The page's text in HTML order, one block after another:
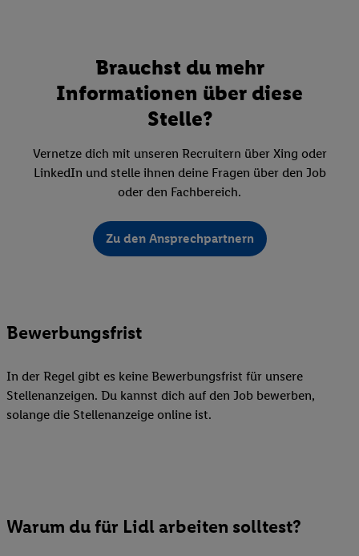
Brauchst du mehr
Informationen über diese
Stelle?
Vernetze dich mit unseren Recruitern über Xing oder
LinkedIn und stelle ihnen deine Fragen über den Job
oder den Fachbereich.
Zu den Ansprechpartnern
Bewerbungsfrist
In der Regel gibt es keine Bewerbungsfrist für unsere
Stellenanzeigen. Du kannst dich auf den Job bewerben,
solange die Stellenanzeige online ist.
Warum du für Lidl arbeiten solltest?